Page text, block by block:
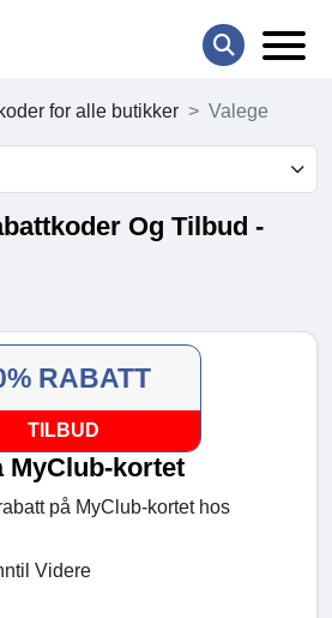
for alle butikker Valege
Og Tilbud -
RABATT
TILBUD
MyClub-kortet
på MyClub-kortet hos
Videre